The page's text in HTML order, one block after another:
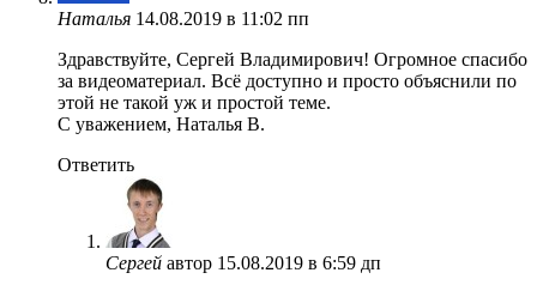
Наталья 14.08.2019 в 11:02 пп
Здравствуйте, Сергей Владимирович! Огромное спасибо
за видеоматериал. Всё доступно и просто объяснили по
этой не такой уж и простой теме.
С уважением, Наталья В.
Ответить
Сергей автор 15.08.2019 в 6:59 дп